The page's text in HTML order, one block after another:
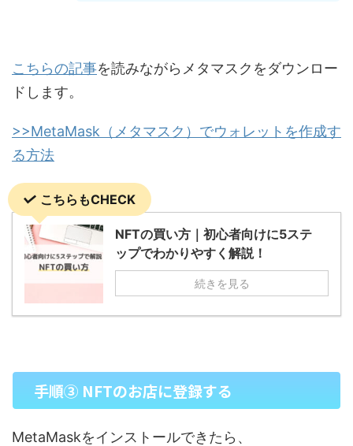
こちらの記事を読みながらメタマスクをダウンロー
ドします。
>>MetaMask（メタマスク）でウォレットを作成す
る方法
こちらもCHECK
NFTの買い方｜初心者向けに5ステ
ップでわかりやすく解説！
続きを見る
手順③ NFTのお店に登録する
MetaMaskをインストールできたら、